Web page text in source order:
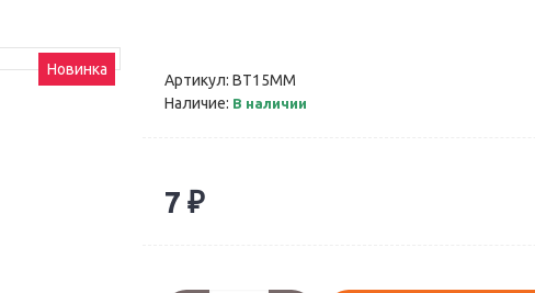
Новинка
Артикул: BT15MM
Наличие: В наличии
7 ₽